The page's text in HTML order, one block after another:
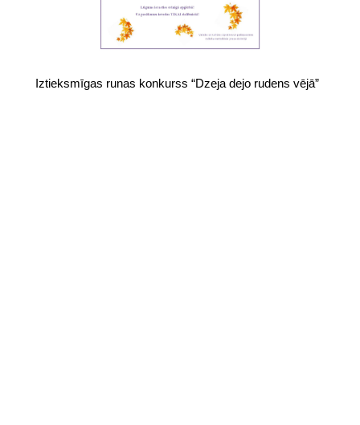
Iztieksmīgas runas konkurss “Dzeja dejo rudens vējā”